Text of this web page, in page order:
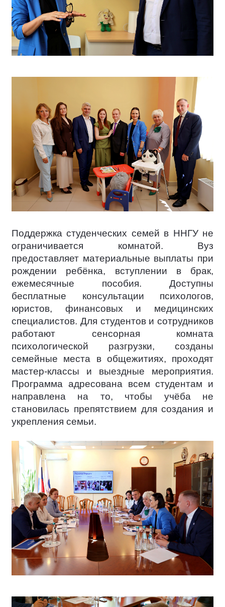
Поддержка студенческих семей в ННГУ не
ограничивается комнатой. Вуз
предоставляет материальные выплаты при
рождении ребёнка, вступлении в брак,
ежемесячные пособия. Доступны
бесплатные консультации психологов,
юристов, финансовых и медицинских
специалистов. Для студентов и сотрудников
работают сенсорная комната
психологической разгрузки, созданы
семейные места в общежитиях, проходят
мастер-классы и выездные мероприятия.
Программа адресована всем студентам и
направлена на то, чтобы учёба не
становилась препятствием для создания и
укрепления семьи.